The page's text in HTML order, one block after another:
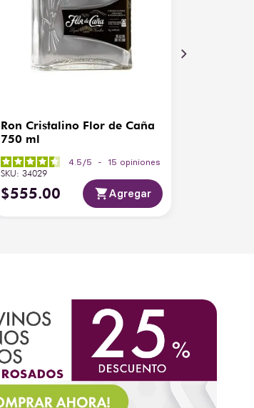
Ron Cristalino Flor de Caña
750 ml
4.5 /5 - 15 opiniones
SKU:34029
$555.00 Agregar